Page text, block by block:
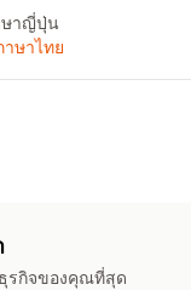
ษาญี่ปุ่น
ษาไทย
รกิจของคุณที่สุด